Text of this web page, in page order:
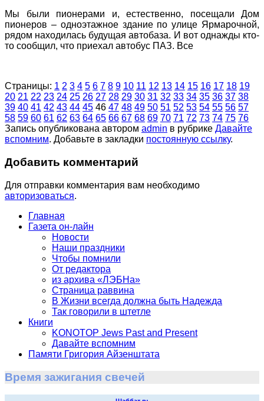
Мы были пионерами и, естественно, посещали Дом
пионеров – одноэтажное здание по улице Ярмарочной,
рядом находилась будущая автобаза. И вот однажды кто-
то сообщил, что приехал автобус ПАЗ. Все
Страницы: 1 2 3 4 5 6 7 8 9 10 11 12 13 14 15 16 17 18 19
20 21 22 23 24 25 26 27 28 29 30 31 32 33 34 35 36 37 38
39 40 41 42 43 44 45 46 47 48 49 50 51 52 53 54 55 56 57
58 59 60 61 62 63 64 65 66 67 68 69 70 71 72 73 74 75 76
Запись опубликована автором admin в рубрике Давайте
вспомним. Добавьте в закладки постоянную ссылку.
Добавить комментарий
Для отправки комментария вам необходимо
авторизоваться.
Главная
Газета он-лайн
Новости
Наши праздники
Чтобы помнили
От редактора
из архива «ЛЭБНа»
Страница раввина
В Жизни всегда должна быть Надежда
Так говорили в штетле
Книги
KONOTOP Jews Past and Present
Давайте вспомним
Памяти Григория Айзенштата
Время зажигания свечей